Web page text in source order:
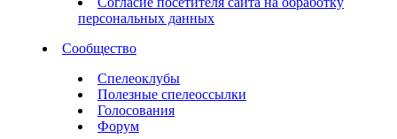
персональных данных
Сообщество
Спелеоклубы
Полезные спелеоссылки
Голосования
Форум